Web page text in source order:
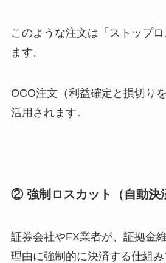
このような注文は「ストップ
ます。
OCO注文（利益確定と損切り
活用されます。
② 強制ロスカット（自動決
証券会社やFX業者が、証拠金
理由に強制的に決済する仕組み